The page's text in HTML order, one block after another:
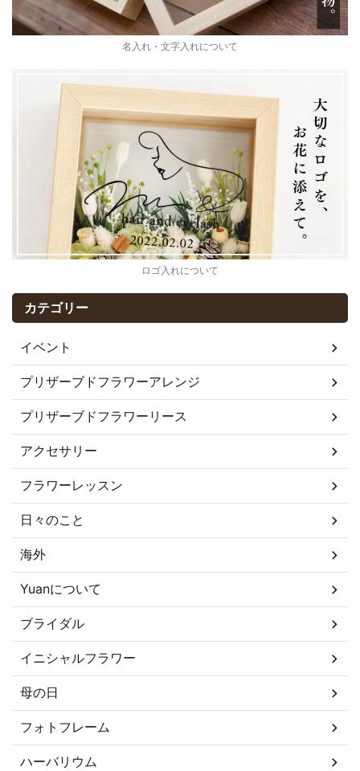
名入れ・文字入れについて
ロゴ入れについて
カテゴリー
イベント
プリザーブドフラワーアレンジ
プリザーブドフラワーリース
アクセサリー
フラワーレッスン
日々のこと
海外
Yuanについて
ブライダル
イニシャルフラワー
母の日
フォトフレーム
ハーバリウム